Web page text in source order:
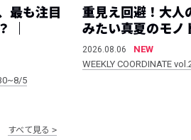
最も注目
｜
5
重見え回避！大人
みたい真夏のモノ
2026.08.06
NEW
WEEKLY COORDINATE
すべて見る